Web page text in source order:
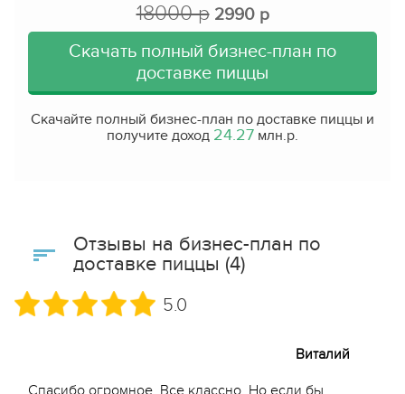
18000 р 2990 р
Скачать полный бизнес-план по
доставке пиццы
Скачайте полный бизнес-план по доставке пиццы и
получите доход 24.27 млн.р.
Отзывы на бизнес-план по
доставке пиццы (4)
5.0
Виталий
Спасибо огромное. Все классно. Но если бы